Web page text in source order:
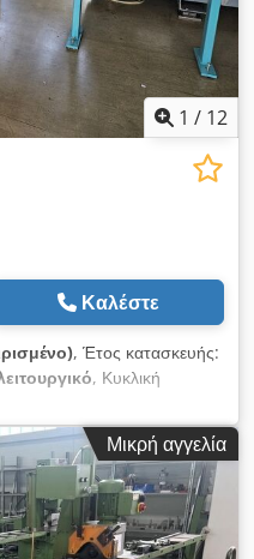
1 / 12
Καλέστε
, Έτος κατασκευής:
, Κυκλική
KKS 450 U (2021)
Disfx Akrjf Τύπος:
Κατάσταση:
Περιεχόμενα
τροφοδοσίας 2
2 μέτρων με ψηφιακό
Μικρή αγγελία